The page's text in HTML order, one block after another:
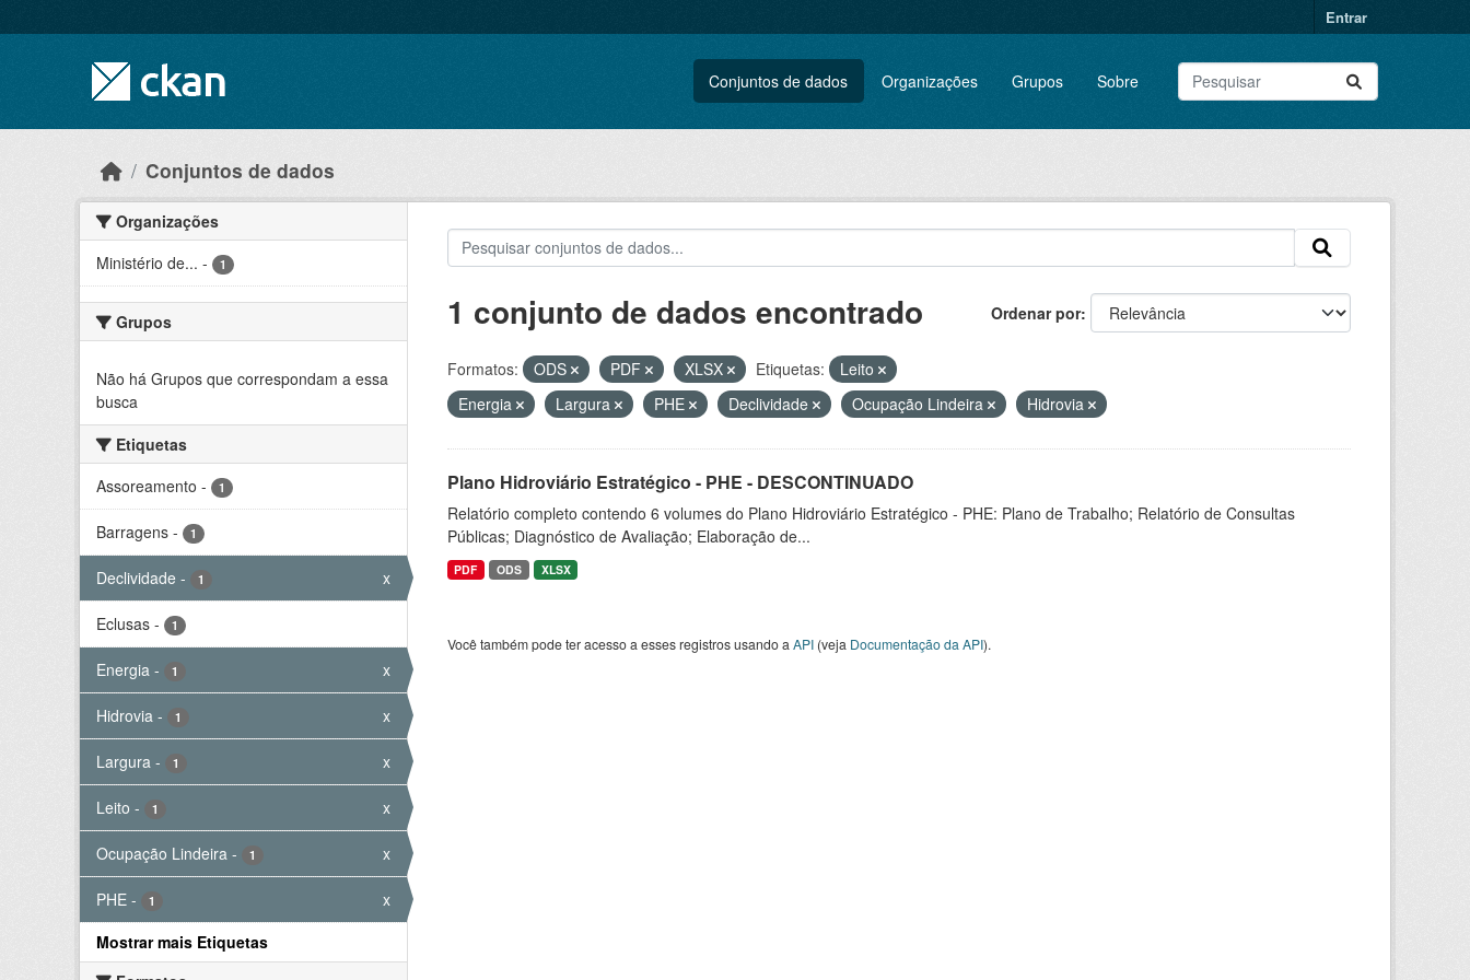
Entrar
Conjuntos de dados Organizações Grupos Sobre
Conjuntos de dados
Organizações
Ministério de... - 1
Grupos
Não há Grupos que correspondam a essa
busca
Etiquetas
Assoreamento - 1
Barragens - 1
Declividade - 1 x
Eclusas - 1
Energia - 1 x
Hidrovia - 1 x
Largura - 1 x
Leito - 1 x
Ocupação Lindeira - 1 x
PHE - 1
x
Mostrar mais Etiquetas
Ordenar por
1 conjunto de dados encontrado
Formatos: ODS PDF XLSX Etiquetas:
Leito
Energia
Largura PHE Declividade Ocupação Lindeira Hidrovia
Plano Hidroviário Estratégico - PHE - DESCONTINUADO
Relatório completo contendo 6 volumes do Plano Hidroviário Estratégico - PHE: Plano de Trabalho; Relatório de Consultas
Públicas; Diagnóstico de Avaliação; Elaboração de...
PDF ODS XLSX
Você também pode ter acesso a esses registros usando a API(veja Documentação da API).